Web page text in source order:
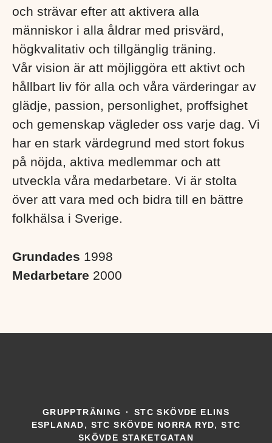
och strävar efter att aktivera alla
människor i alla åldrar med prisvärd,
högkvalitativ och tillgänglig träning.
Vår vision är att möjliggöra ett aktivt och
hållbart liv för alla och våra värderingar av
glädje, passion, personlighet, proffsighet
och gemenskap vägleder oss varje dag. Vi
har en stark värdegrund med stort fokus
på nöjda, aktiva medlemmar och att
utveckla våra medarbetare. Vi är stolta
över att vara med och bidra till en bättre
folkhälsa i Sverige. ​
Grundades 1998
Medarbetare 2000
GRUPPTRÄNING ·
STC SKÖVDE ELINS
ESPLANAD, STC SKÖVDE NORRA RYD, STC
SKÖVDE STAKETGATAN